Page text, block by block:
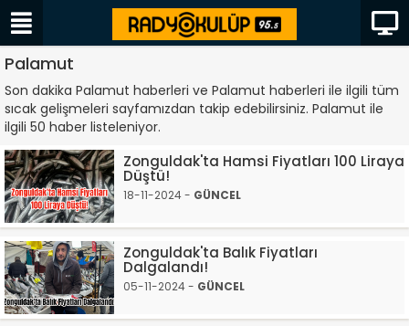
Palamut
Son dakika Palamut haberleri ve Palamut haberleri ile ilgili tüm
sıcak gelişmeleri sayfamızdan takip edebilirsiniz. Palamut ile
ilgili 50 haber listeleniyor.
Zonguldak'ta Hamsi Fiyatları 100 Liraya
Düştü!
18-11-2024 - GÜNCEL
Zonguldak'ta Balık Fiyatları
Dalgalandı!
05-11-2024 - GÜNCEL